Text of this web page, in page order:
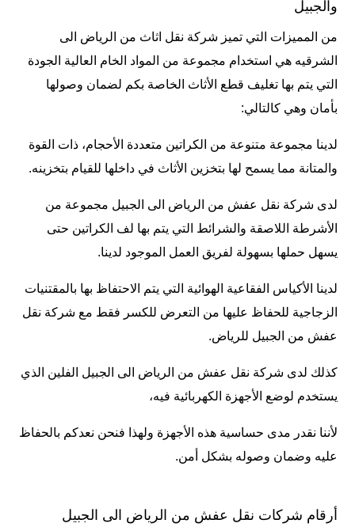
والجبيل
من المميزات التي تميز شركة نقل اثاث من الرياض الى
الشرقيه هي استخدام مجموعة من المواد الخام العالية الجودة
التي يتم بها تغليف قطع الأثاث الخاصة بكم لضمان وصولها
بأمان وهي كالتالي:
لدينا مجموعة متنوعة من الكراتين متعددة الأحجام، ذات القوة
والمتانة مما يسمح لها بتخزين الأثاث في داخلها للقيام بتخزينه.
لدى شركة نقل عفش من الرياض الى الجبيل مجموعة من
الأشرطة اللاصقة والشرائط التي يتم بها لف الكراتين حتى
يسهل حملها بسهولة لفريق العمل الموجود لدينا.
لدينا الأكياس الفقاعية الهوائية التي يتم الاحتفاظ بها بالمقتنيات
الزجاجية للحفاظ عليها من التعرض للكسر فقط مع شركة نقل
عفش من الجبيل للرياض.
كذلك لدى شركة نقل عفش من الرياض الى الجبيل الفلين الذي
يستخدم لوضع الأجهزة الكهربائية فيه،
لأننا نقدر مدى حساسية هذه الأجهزة ولهذا فنحن نعدكم بالحفاظ
عليه وضمان وصوله بشكل أمن.
أرقام شركات نقل عفش من الرياض الى الجبيل